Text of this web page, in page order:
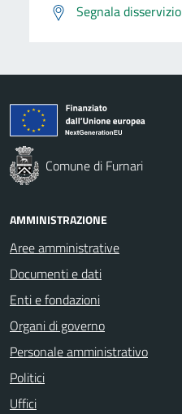
Segnala disservizio
Comune di Furnari
AMMINISTRAZIONE
Aree amministrative
Documenti e dati
Enti e fondazioni
Organi di governo
Personale amministrativo
Politici
Uffici